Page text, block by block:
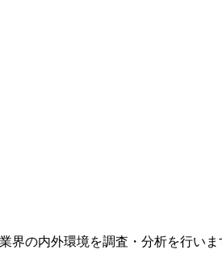
の内外環境を調査・分析を行い